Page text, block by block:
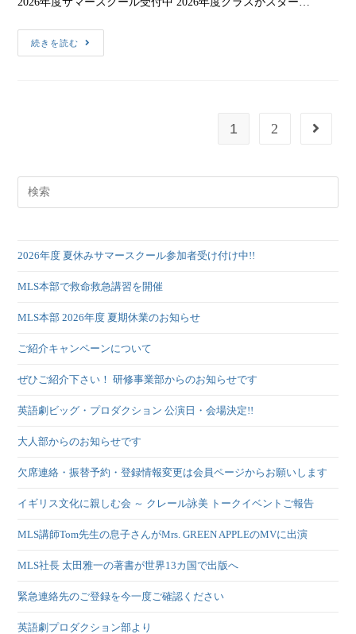
続きを読む
1 2
2026年度 夏休みサマースクール参加者受け付け中!!
MLS本部で救命救急講習を開催
MLS本部 2026年度 夏期休業のお知らせ
ご紹介キャンペーンについて
ぜひご紹介下さい！ 研修事業部からのお知らせです
英語劇ビッグ・プロダクション 公演日・会場決定!!
大人部からのお知らせです
欠席連絡・振替予約・登録情報変更は会員ページからお願いします
イギリス文化に親しむ会 ～ クレール詠美 トークイベントご報告
MLS講師Tom先生の息子さんがMrs. GREEN APPLEのMVに出演
MLS社長 太田雅一の著書が世界13カ国で出版へ
緊急連絡先のご登録を今一度ご確認ください
英語劇プロダクション部より